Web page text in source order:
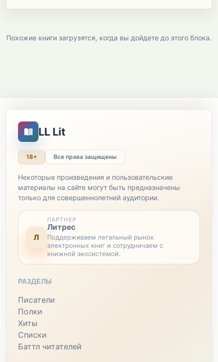
Похожие книги загрузятся, когда вы дойдете до этого блока.
LL Lit
18+ Все права защищены
Некоторые произведения и пользовательские
материалы на сайте могут быть предназначены
только для совершеннолетней аудитории.
Л
ПАРТНЕР
Литрес
Поддерживаем легальный рынок
электронных книг и сотрудничаем с
книжной экосистемой.
РАЗДЕЛЫ
Писатели
Полки
Хиты
Списки
Баттл читателей